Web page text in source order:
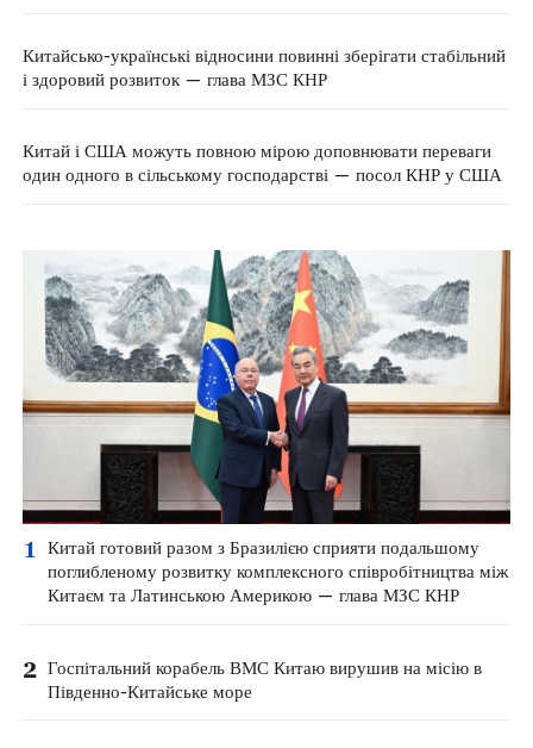
Китайсько-українські відносини повинні зберігати стабільний
і здоровий розвиток — глава МЗС КНР
Китай і США можуть повною мірою доповнювати переваги
один одного в сільському господарстві — посол КНР у США
1
Китай готовий разом з Бразилією сприяти подальшому
поглибленому розвитку комплексного співробітництва між
Китаєм та Латинською Америкою — глава МЗС КНР
2 Госпітальний корабель ВМС Китаю вирушив на місію в
Південно-Китайське море